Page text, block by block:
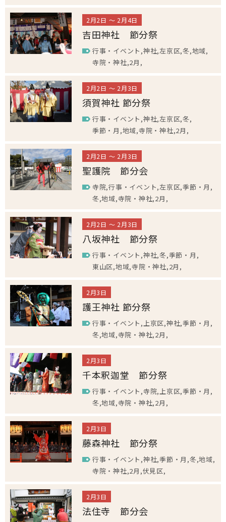
2月2日 ～ 2月4日
吉田神社 節分祭
行事・イベント 神社 左京区 冬 地域
寺院・神社 2月
2月2日 ～ 2月3日
須賀神社 節分祭
行事・イベント 神社 左京区 冬
季節・月 地域 寺院・神社 2月
2月2日 ～ 2月3日
聖護院 節分会
寺院 行事・イベント 左京区 季節・月
冬 地域 寺院・神社 2月
2月2日 ～ 2月3日
八坂神社 節分祭
行事・イベント 神社 冬 季節・月
東山区 地域 寺院・神社 2月
2月3日
護王神社 節分祭
行事・イベント 上京区 神社 季節・月
冬 地域 寺院・神社 2月
2月3日
千本釈迦堂 節分祭
行事・イベント 寺院 上京区 季節・月
冬 地域 寺院・神社 2月
2月3日
藤森神社 節分祭
行事・イベント 神社 季節・月 冬 地域
寺院・神社 2月 伏見区
2月3日
法住寺 節分会